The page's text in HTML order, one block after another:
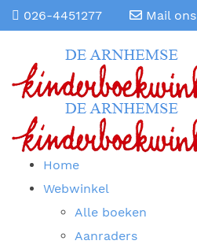
026-4451277 Mail ons
Home
Webwinkel
Alle boeken
Aanraders